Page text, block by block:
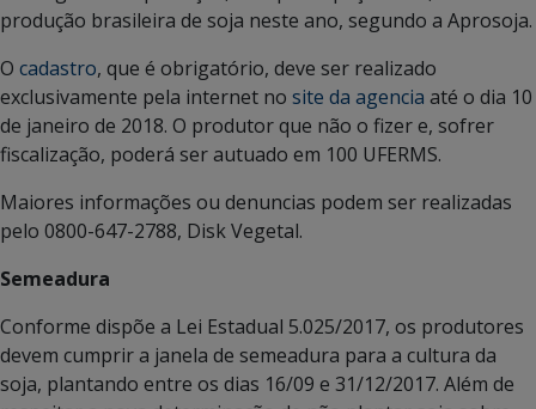
produção brasileira de soja neste ano, segundo a Aprosoja.
O cadastro, que é obrigatório, deve ser realizado
exclusivamente pela internet no site da agencia até o dia 10
de janeiro de 2018. O produtor que não o fizer e, sofrer
fiscalização, poderá ser autuado em 100 UFERMS.
Maiores informações ou denuncias podem ser realizadas
pelo 0800-647-2788, Disk Vegetal.
Semeadura
Conforme dispõe a Lei Estadual 5.025/2017, os produtores
devem cumprir a janela de semeadura para a cultura da
soja, plantando entre os dias 16/09 e 31/12/2017. Além de